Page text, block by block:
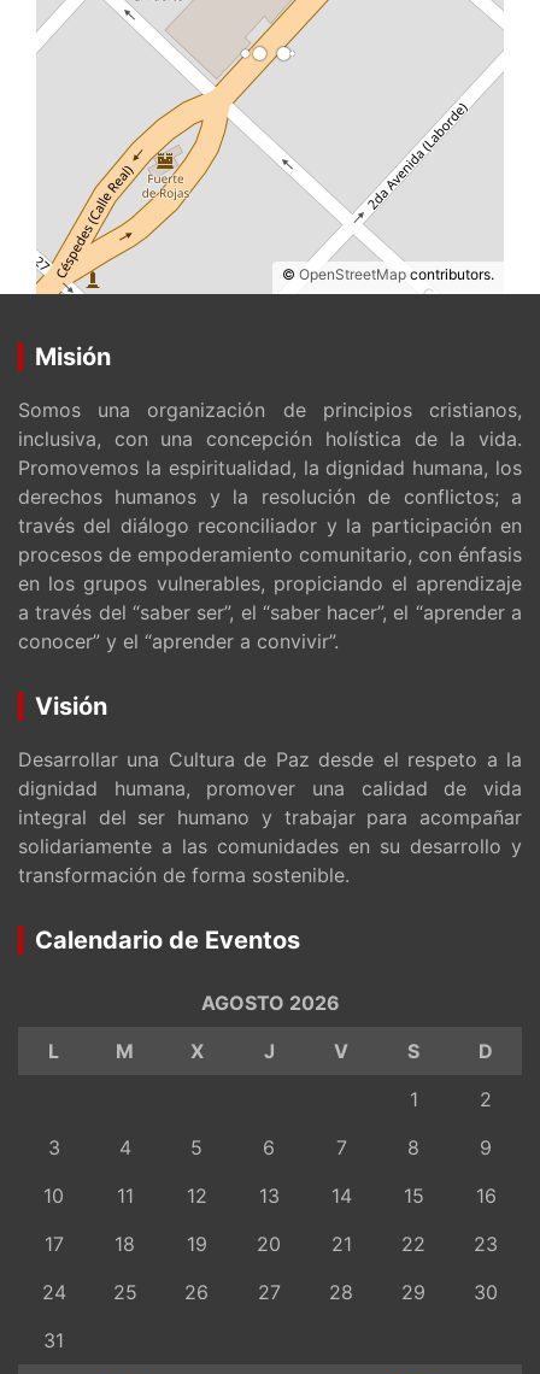
© OpenStreetMap contributors.
Misión
Somos una organización de principios cristianos,
inclusiva, con una concepción holística de la vida.
Promovemos la espiritualidad, la dignidad humana, los
derechos humanos y la resolución de conflictos; a
través del diálogo reconciliador y la participación en
procesos de empoderamiento comunitario, con énfasis
en los grupos vulnerables, propiciando el aprendizaje
a través del “saber ser”, el “saber hacer”, el “aprender a
conocer” y el “aprender a convivir”.
Visión
Desarrollar una Cultura de Paz desde el respeto a la
dignidad humana, promover una calidad de vida
integral del ser humano y trabajar para acompañar
solidariamente a las comunidades en su desarrollo y
transformación de forma sostenible.
Calendario de Eventos
AGOSTO 2026
L
M X J V S
D
1
2
3
4 5 6 7 8
9
10
11 12 13 14 15
16
17
18 19 20 21 22
23
24
25 26 27 28 29
30
31